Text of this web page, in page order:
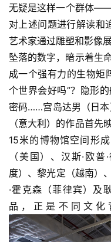
首
页
艺
坛
快
讯
书
法
征
稿
学
术
无疑是这样一个群体
对上述问题进行解读和
艺术家通过雕塑和影像
坠落的数字，暗示着生
成一个强有力的生物矩
个世界会好吗”？隐形
密码……宫岛达男（日本
（意大利）的作品首先
15米的博物馆空间形
（美国）、汉斯·欧
度）、黎光定（越南）
·霍克森（菲律宾）及
品，正是不同文化